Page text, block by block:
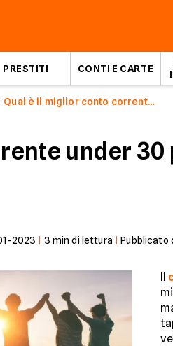
PRESTITI CONTI E CARTE
Qual è il miglior conto corrente under 30 di Febbraio 2021
under
2023 3 min di lettura |Pubblicato
Il